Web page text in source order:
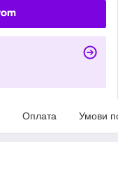
Оплата Умови